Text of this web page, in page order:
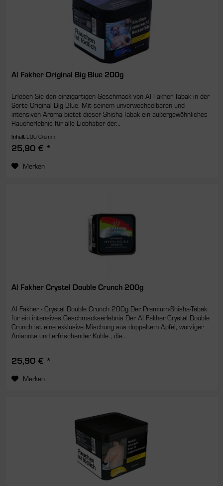
Al Fakher Original Big Blue 200g
Erleben Sie den einzigartigen Geschmack von Al Fakher Tabak in der
Sorte Original Big Blue. Mit seinem unverwechselbaren und
intensiven Aroma bietet dieser Shisha-Tabak ein außergewöhnliches
Raucherlebnis für alle Liebhaber der...
Inhalt200 Gramm
25,90 € *
Merken
Al Fakher Crystel Double Crunch 200g
Al Fakher - Crystal Double Crunch 200g Der Premium-Shisha-Tabak
für ein intensives Geschmackserlebnis Der Al Fakher Crystal Double
Crunch ist eine exklusive Mischung aus doppeltem Apfel, würziger
Anisnote und erfrischender Kühle , die...
25,90 € *
Merken